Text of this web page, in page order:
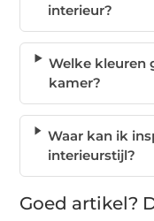
interieur?
Welke kleuren
kamer?
Waar kan ik
interieurstijl?
Goed artikel?